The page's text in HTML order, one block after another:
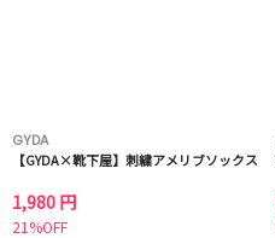
GYDA
【GYDA×靴下屋】刺繍アメリブソックス
1,980 円
21%OFF